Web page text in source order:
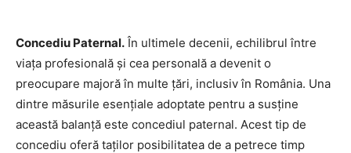
Concediu Paternal. În ultimele decenii, echilibrul între
viața profesională și cea personală a devenit o
preocupare majoră în multe țări, inclusiv în România. Una
dintre măsurile esențiale adoptate pentru a susține
această balanță este concediul paternal. Acest tip de
concediu oferă taților posibilitatea de a petrece timp